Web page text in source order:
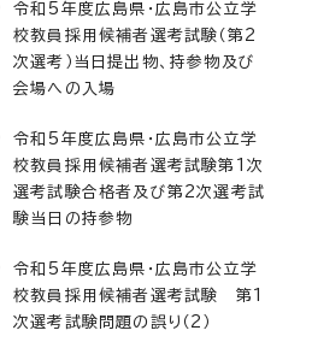
令和5年度広島県・広島市公立学
校教員採用候補者選考試験（第2
次選考）当日提出物、持参物及び
会場への入場
令和5年度広島県・広島市公立学
校教員採用候補者選考試験第1次
選考試験合格者及び第2次選考試
験当日の持参物
令和5年度広島県・広島市公立学
校教員採用候補者選考試験 第1
次選考試験問題の誤り（2）